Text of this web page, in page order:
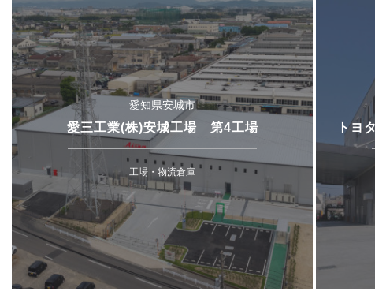
愛知県安城市
愛三工業(株)安城工場 第4工場
工場・物流倉庫
トヨ